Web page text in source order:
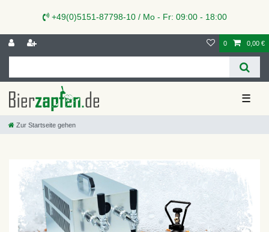
+49(0)5151-87798-10 / Mo - Fr: 09:00 - 18:00
0 0,00 €
☰
Zur Startseite gehen